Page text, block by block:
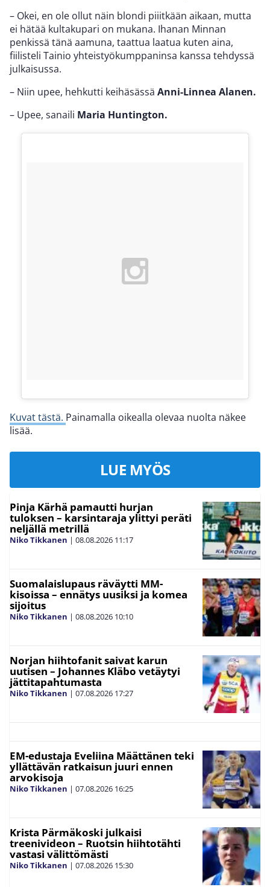
– Okei, en ole ollut näin blondi piiitkään aikaan, mutta
ei hätää kultakupari on mukana. Ihanan Minnan
penkissä tänä aamuna, taattua laatua kuten aina,
fiilisteli Tainio yhteistyökumppaninsa kanssa tehdyssä
julkaisussa.
– Niin upee, hehkutti keihäsässä Anni-Linnea Alanen.
– Upee, sanaili Maria Huntington.
Kuvat tästä. Painamalla oikealla olevaa nuolta näkee
lisää.
LUE MYÖS
Pinja Kärhä pamautti hurjan
tuloksen – karsintaraja ylittyi peräti
neljällä metrillä
Niko Tikkanen | 08.08.2026 11:17
Suomalaislupaus räväytti MM-
kisoissa – ennätys uusiksi ja komea
sijoitus
Niko Tikkanen | 08.08.2026 10:10
Norjan hiihtofanit saivat karun
uutisen – Johannes Kläbo vetäytyi
jättitapahtumasta
Niko Tikkanen | 07.08.2026 17:27
EM-edustaja Eveliina Määttänen teki
yllättävän ratkaisun juuri ennen
arvokisoja
Niko Tikkanen | 07.08.2026 16:25
Krista Pärmäkoski julkaisi
treenivideon – Ruotsin hiihtotähti
vastasi välittömästi
Niko Tikkanen | 07.08.2026 15:30